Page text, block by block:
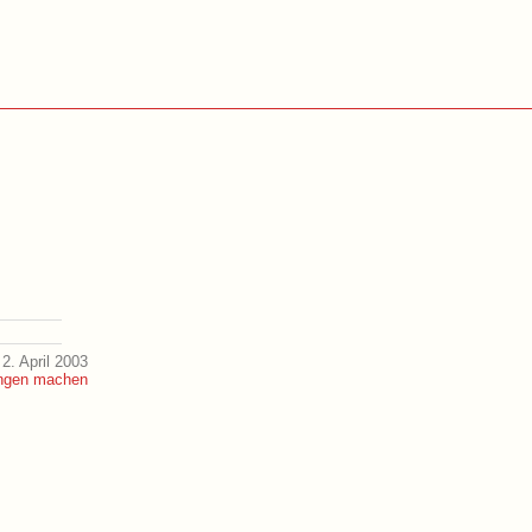
April 2003